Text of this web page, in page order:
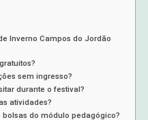
Inverno Campos do Jordão
sem ingresso?
durante o festival?
atividades?
do módulo pedagógico?